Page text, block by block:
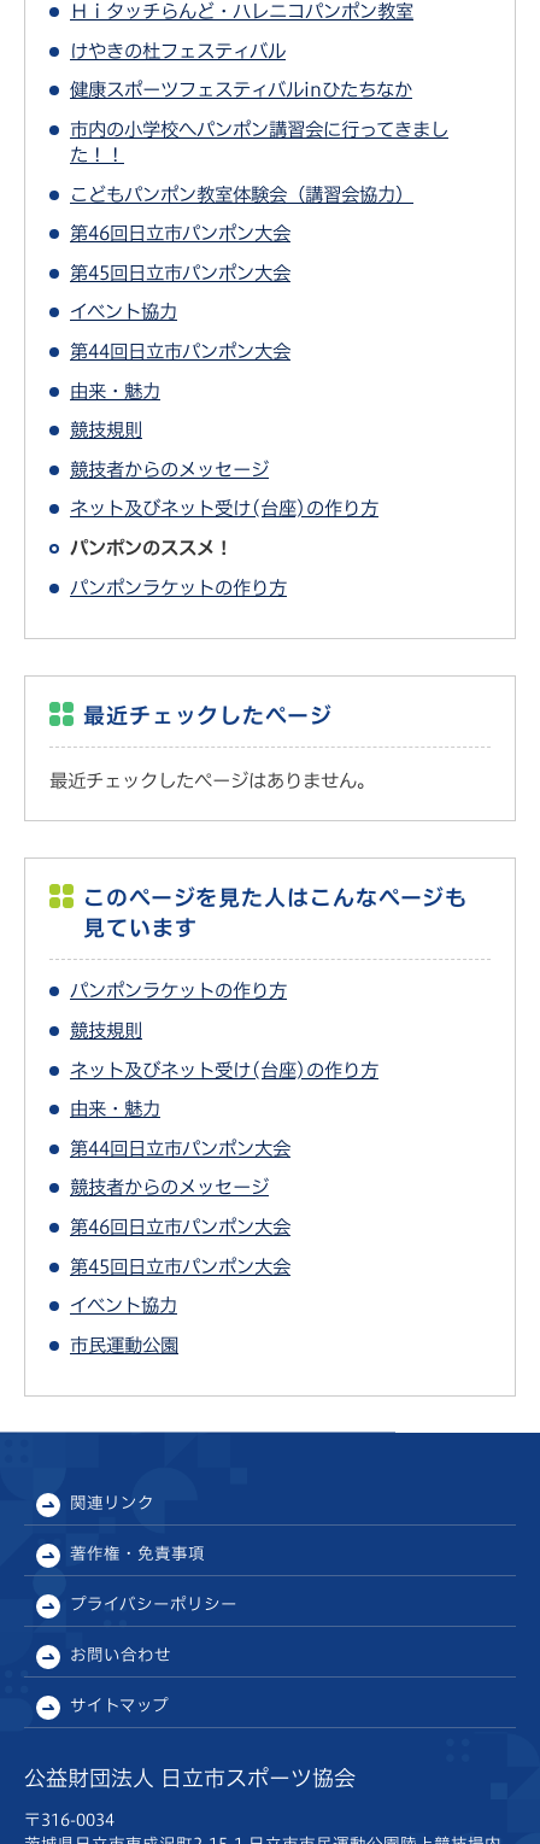
Ｈｉタッチらんど・ハレニコパンポン教室
けやきの杜フェスティバル
健康スポーツフェスティバルinひたちなか
市内の小学校へパンポン講習会に行ってきまし
た！！
こどもパンポン教室体験会（講習会協力）
第46回日立市パンポン大会
第45回日立市パンポン大会
イベント協力
第44回日立市パンポン大会
由来・魅力
競技規則
競技者からのメッセージ
ネット及びネット受け(台座)の作り方
パンポンのススメ！
パンポンラケットの作り方
最近チェックしたページ
最近チェックしたページはありません。
このページを見た人はこんなページも
見ています
パンポンラケットの作り方
競技規則
ネット及びネット受け(台座)の作り方
由来・魅力
第44回日立市パンポン大会
競技者からのメッセージ
第46回日立市パンポン大会
第45回日立市パンポン大会
イベント協力
市民運動公園
関連リンク
著作権・免責事項
プライバシーポリシー
お問い合わせ
サイトマップ
公益財団法人 日立市スポーツ協会
〒316-0034